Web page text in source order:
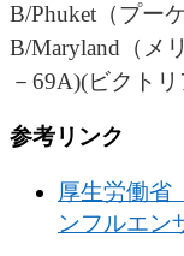
B/Phuket（プー
B/Maryland（メ
－69A)(ビクトリ
参考リンク
厚生労働省
ンフルエン